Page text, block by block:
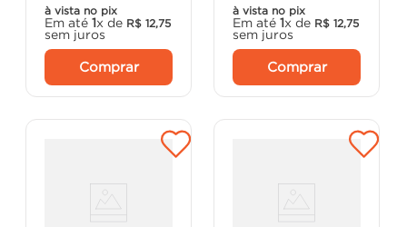
à vista no pix
Em até 1x de R$ 12,75
sem juros
Comprar
à vista no pix
Em até 1x de R$ 12,75
sem juros
Comprar